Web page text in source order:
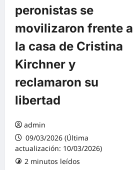
peronistas se
movilizaron frente a
la casa de Cristina
Kirchner y
reclamaron su
libertad
admin
09/03/2026 (Última
actualización: 10/03/2026)
2 minutos leídos